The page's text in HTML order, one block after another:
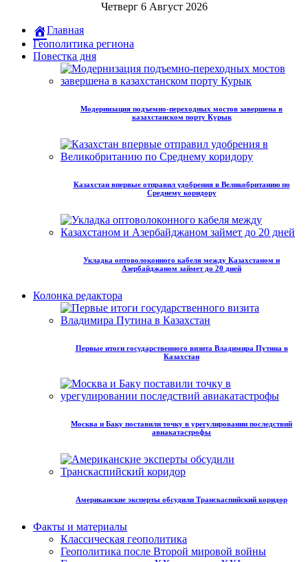
Четверг 6 Август 2026
Главная
Геополитика региона
Повестка дня
Модернизация подъемно-переходных мостов завершена в
казахстанском порту Курык
Казахстан впервые отправил удобрения в Великобританию по
Среднему коридору
Укладка оптоволоконного кабеля между Казахстаном и
Азербайджаном займет до 20 дней
Колонка редактора
Первые итоги государственного визита Владимира Путина в
Казахстан
Москва и Баку поставили точку в урегулировании последствий
авиакатастрофы
Американские эксперты обсудили Транскаспийский коридор
Факты и материалы
Классическая геополитика
Геополитика после Второй мировой войны